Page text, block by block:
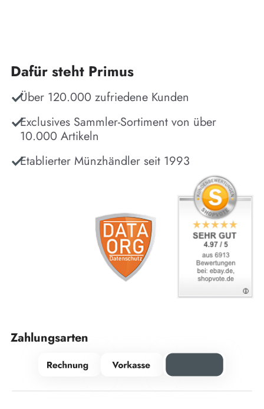
Dafür steht Primus
Über 120.000 zufriedene Kunden
Exclusives Sammler-Sortiment von über
10.000 Artikeln
Etablierter Münzhändler seit 1993
Zahlungsarten